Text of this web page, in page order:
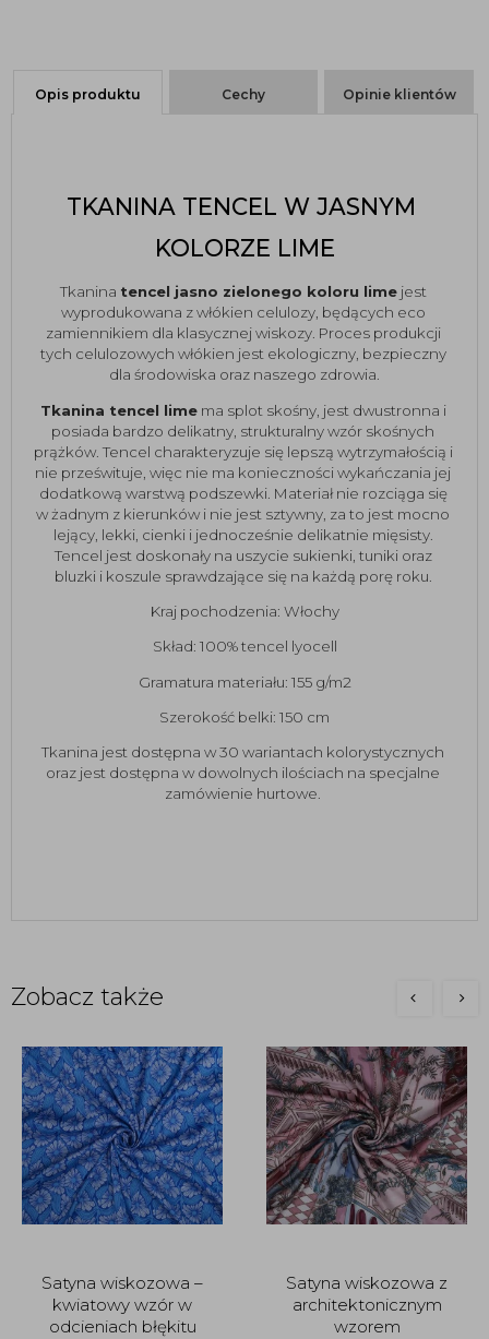
Opis produktu Cechy Opinie klientów
TKANINA TENCEL W JASNYM
KOLORZE LIME
Tkanina tencel jasno zielonego koloru lime jest
wyprodukowana z włókien celulozy, będących eco
zamiennikiem dla klasycznej wiskozy. Proces produkcji
tych celulozowych włókien jest ekologiczny, bezpieczny
dla środowiska oraz naszego zdrowia.
Tkanina tencel lime ma splot skośny, jest dwustronna i
posiada bardzo delikatny, strukturalny wzór skośnych
prążków. Tencel charakteryzuje się lepszą wytrzymałością i
nie prześwituje, więc nie ma konieczności wykańczania jej
dodatkową warstwą podszewki. Materiał nie rozciąga się
w żadnym z kierunków i nie jest sztywny, za to jest mocno
lejący, lekki, cienki i jednocześnie delikatnie mięsisty.
Tencel jest doskonały na uszycie sukienki, tuniki oraz
bluzki i koszule sprawdzające się na każdą porę roku.
Kraj pochodzenia: Włochy
Skład: 100% tencel lyocell
Gramatura materiału: 155 g/m2
Szerokość belki: 150 cm
Tkanina jest dostępna w 30 wariantach kolorystycznych
oraz jest dostępna w dowolnych ilościach na specjalne
zamówienie hurtowe.
Zobacz także
Satyna wiskozowa –
kwiatowy wzór w
odcieniach błękitu
Satyna wiskozowa z
architektonicznym
wzorem